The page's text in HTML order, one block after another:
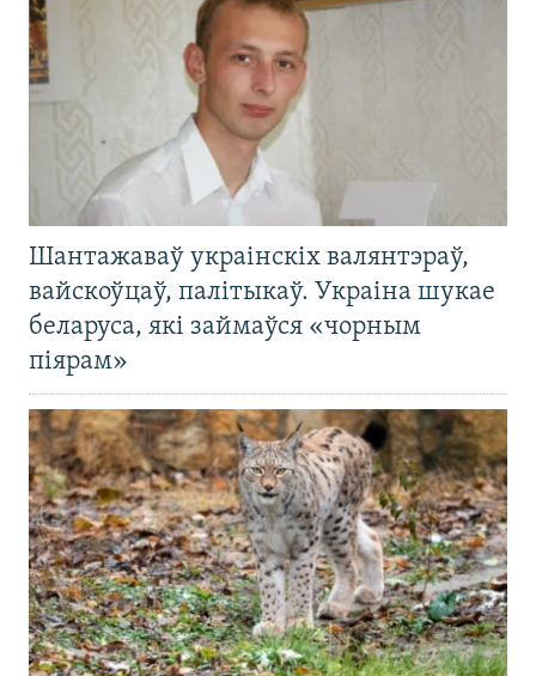
Шантажаваў украінскіх валянтэраў,
вайскоўцаў, палітыкаў. Украіна шукае
беларуса, які займаўся «чорным
піярам»